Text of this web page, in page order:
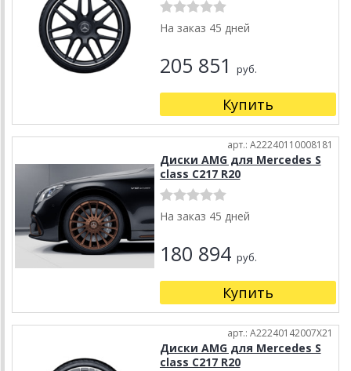
На заказ 45 дней
205 851 руб.
Купить
арт.: A22240110008181
Диски AMG для Mercedes S
class C217 R20
На заказ 45 дней
180 894 руб.
Купить
арт.: A22240142007X21
Диски AMG для Mercedes S
class C217 R20